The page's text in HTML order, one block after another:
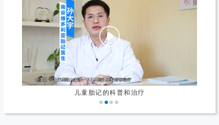
如何正确的选择胎记治疗方法